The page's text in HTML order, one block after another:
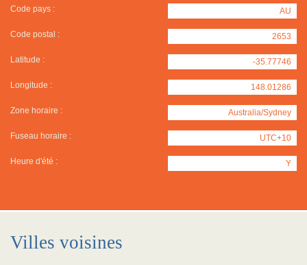
Code pays : AU
Code postal : 2653
Latitude : -35.77746
Longitude : 148.01286
Zone horaire : Australia/Sydney
Fuseau horaire : UTC+10
Heure d'été : Y
Villes voisines